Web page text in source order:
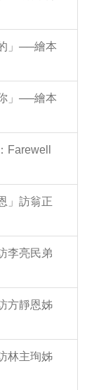
」──繪本
」──繪本
Farewell
」訪翁正
李亮民弟
方靜恩姊
林主珣姊